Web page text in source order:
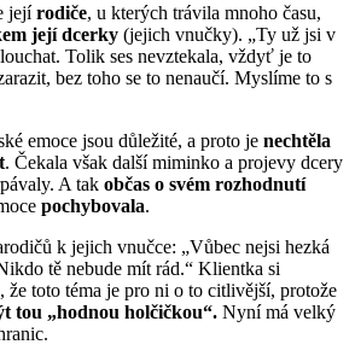
jejírodiče, u kterých trávila mnoho času,
její dcerky (jejich vnučky). „Ty už jsi v
Tolik ses nevztekala, vždyť je to
bez toho se to nenaučí. Myslíme to s
emoce jsou důležité, a proto je nechtěla
. Čekala však další miminko a projevy dcery
A tak občas o svém rozhodnutí
pochybovala.
k jejich vnučce: „Vůbec nejsi hezká
tě nebude mít rád.“ Klientka si
že toto téma je pro ni o to citlivější, protože
tou „hodnou holčičkou“. Nyní má velký